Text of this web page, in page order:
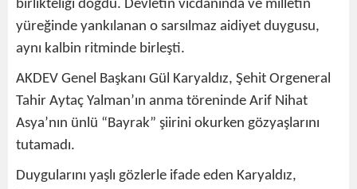
birlikteliği doğdu. Devletin vicdanında ve milletin
yüreğinde yankılanan o sarsılmaz aidiyet duygusu,
aynı kalbin ritminde birleşti.
AKDEV Genel Başkanı Gül Karyaldız, Şehit Orgeneral
Tahir Aytaç Yalman’ın anma töreninde Arif Nihat
Asya’nın ünlü “Bayrak” şiirini okurken gözyaşlarını
tutamadı.
Duygularını yaşlı gözlerle ifade eden Karyaldız,